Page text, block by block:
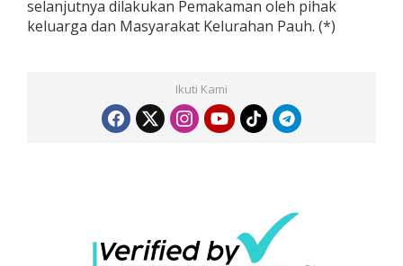
selanjutnya dilakukan Pemakaman oleh pihak
keluarga dan Masyarakat Kelurahan Pauh. (*)
Ikuti Kami